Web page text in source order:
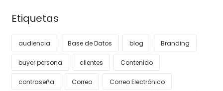
Etiquetas
audiencia Base de Datos blog Branding
buyer persona clientes Contenido
contraseña Correo Correo Electrónico